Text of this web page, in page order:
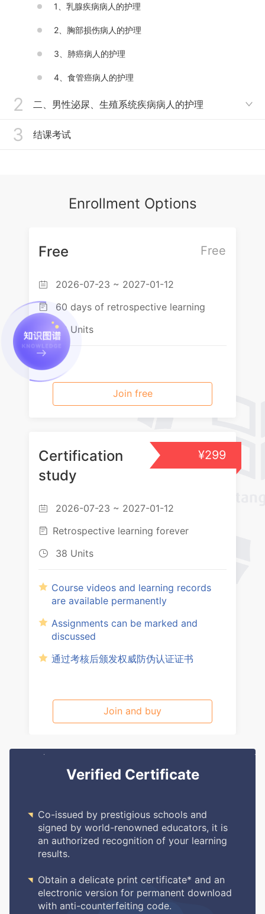
1、乳腺疾病病人的护理
2、胸部损伤病人的护理
3、肺癌病人的护理
4、食管癌病人的护理
2 二、男性泌尿、生殖系统疾病病人的护理 
1、良性前列腺增生
4、泌尿系肿瘤
3 结课考试
Enrollment Options
Free
Free
 2026-07-23 ~ 2027-01-12
 60 days of retrospective learning
 38 Units
Join free
¥299
Certification
study
 2026-07-23 ~ 2027-01-12
 Retrospective learning forever
 38 Units
Course videos and learning records
are available permanently
Assignments can be marked and
discussed
通过考核后颁发权威防伪认证证书
Join and buy
Verified Certificate
 Co-issued by prestigious schools and
signed by world-renowned educators, it is
an authorized recognition of your learning
results.
 Obtain a delicate print certificate* and an
electronic version for permanent download
with anti-counterfeiting code.